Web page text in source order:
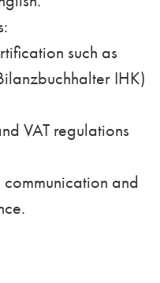
such as
IHK)
VAT regulations
and